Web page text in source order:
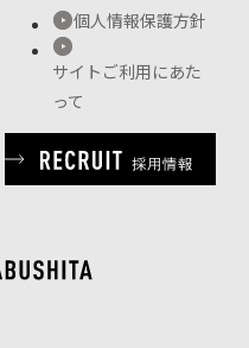
個人情報保護方針
サイトご利用にあた
って